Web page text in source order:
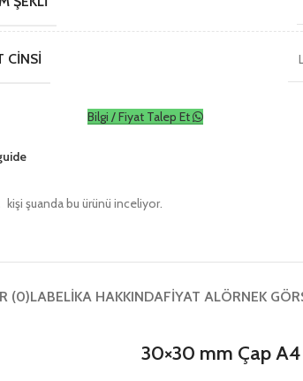
CINSI
Bilgi / Fiyat Talep Et
kişi şuanda bu ürünü inceliyor.
(0)LABELIKA HAKKINDAFIYAT ALÖRNEK
30×30 mm Çap